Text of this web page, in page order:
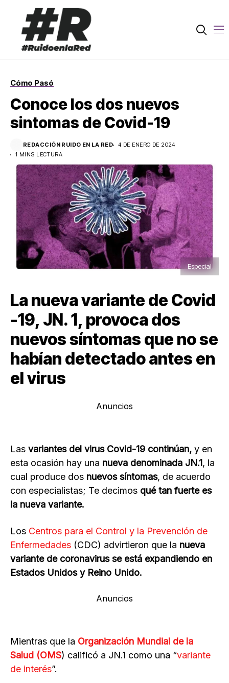
Cómo Pasó
Conoce los dos nuevos
sintomas de Covid-19
REDACCIÓN RUIDO EN LA RED
4 DE ENERO DE 2024
1 MINS LECTURA
Especial
La nueva variante de Covid
-19, JN. 1, provoca dos
nuevos síntomas que no se
habían detectado antes en
el virus
Anuncios
Las variantes del virus Covid-19 continúan, y en
esta ocasión hay una nueva denominada JN.1, la
cual produce dos nuevos síntomas, de acuerdo
con especialistas; Te decimos qué tan fuerte es
la nueva variante.
Los Centros para el Control y la Prevención de
Enfermedades (CDC) advirtieron que la nueva
variante de coronavirus se está expandiendo en
Estados Unidos y Reino Unido.
Anuncios
Mientras que la Organización Mundial de la
Salud (OMS) calificó a JN.1 como una “variante
de interés”.